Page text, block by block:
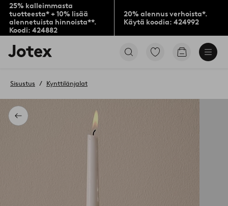
25% kalleimmasta
tuotteesta* + 10% lisää
alennetuista hinnoista**.
Koodi: 424882
20% alennus verhoista*.
Käytä koodia: 424992
Jotex-
logo
aloitussivulle
Siirry
Siirry
Takaisin
Sisustus Kynttilänjalat